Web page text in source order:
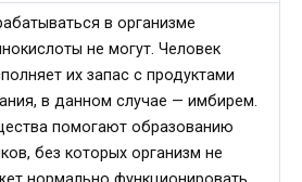
в организме
не могут. Человек
их запас с продуктами
в данном случае — имбирем.
помогают образованию
без которых организм не